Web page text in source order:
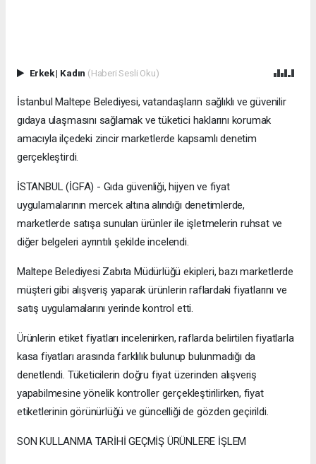
Erkek| Kadın (Haberi Sesli Oku)
İstanbul Maltepe Belediyesi, vatandaşların sağlıklı ve güvenilir
gıdaya ulaşmasını sağlamak ve tüketici haklarını korumak
amacıyla ilçedeki zincir marketlerde kapsamlı denetim
gerçekleştirdi.
İSTANBUL (İGFA) - Gıda güvenliği, hijyen ve fiyat
uygulamalarının mercek altına alındığı denetimlerde,
marketlerde satışa sunulan ürünler ile işletmelerin ruhsat ve
diğer belgeleri ayrıntılı şekilde incelendi.
Maltepe Belediyesi Zabıta Müdürlüğü ekipleri, bazı marketlerde
müşteri gibi alışveriş yaparak ürünlerin raflardaki fiyatlarını ve
satış uygulamalarını yerinde kontrol etti.
Ürünlerin etiket fiyatları incelenirken, raflarda belirtilen fiyatlarla
kasa fiyatları arasında farklılık bulunup bulunmadığı da
denetlendi. Tüketicilerin doğru fiyat üzerinden alışveriş
yapabilmesine yönelik kontroller gerçekleştirilirken, fiyat
etiketlerinin görünürlüğü ve güncelliği de gözden geçirildi.
SON KULLANMA TARİHİ GEÇMİŞ ÜRÜNLERE İŞLEM